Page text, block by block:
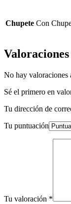
Chupete Con
Valoraciones
No hay valoraciones
Sé el primero en
Tu dirección de
Tu puntuación
Tu valoración *